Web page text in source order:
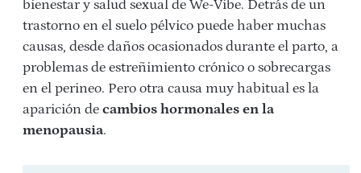
bienestar y salud sexual de We-Vibe. Detrás de un
trastorno en el suelo pélvico puede haber muchas
causas, desde daños ocasionados durante el parto, a
problemas de estreñimiento crónico o sobrecargas
en el perineo. Pero otra causa muy habitual es la
aparición de cambios hormonales en la
menopausia.